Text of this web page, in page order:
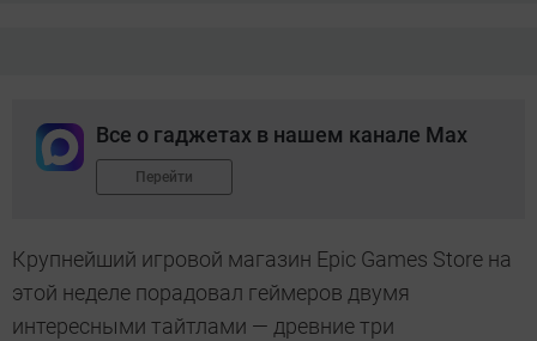
Все о гаджетах в нашем канале Max
Перейти
Крупнейший игровой магазин Epic Games Store на
этой неделе порадовал геймеров двумя
интересными тайтлами — древние три